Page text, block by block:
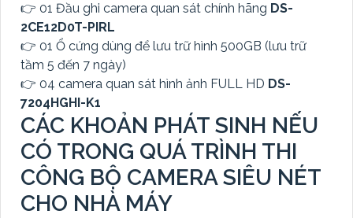
👉 01 Đầu ghi camera quan sát chính hãng DS-
2CE12D0T-PIRL
👉 01 Ổ cứng dùng để lưu trữ hình 500GB (lưu trữ
tầm 5 đến 7 ngày)
👉 04 camera quan sát hình ảnh FULL HD DS-
7204HGHI-K1
CÁC KHOẢN PHÁT SINH NẾU
CÓ TRONG QUÁ TRÌNH THI
CÔNG BỘ CAMERA SIÊU NÉT
CHO NHÀ MÁY